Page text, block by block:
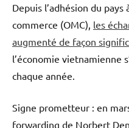
Depuis l’adhésion du
commerce (OMC), les
augmenté de façon
l’économie vietnamienne
chaque année.
Signe prometteur : en
forwarding de Norbert